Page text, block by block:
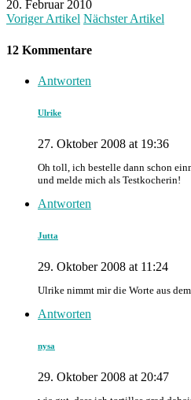
20. Februar 2010
Voriger Artikel Nächster Artikel
12 Kommentare
Antworten
Ulrike
27. Oktober 2008 at 19:36
Oh toll, ich bestelle dann schon
und melde mich als Testkocherin!
Antworten
Jutta
29. Oktober 2008 at 11:24
Ulrike nimmt mir die Worte aus
Antworten
nysa
29. Oktober 2008 at 20:47